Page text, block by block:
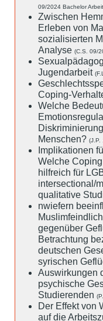
09/2024 Bachelor
Zwischen
Erleben von
sozialisierten
Analyse (C.S. 09/
Jugendarbeit
Coping-
Welche
Menschen? (J.P.
Implikationen
Welche
hilfreich für
intersectional/
qualitative
nwiefern
gegenüber
Betrachtung
deutschen
syrischen
Auswirkungen
psychische
Studierenden
Der Effekt von
auf die